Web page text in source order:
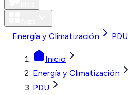
Energía y Climatización PDU
Inicio
Energía y Climatización
PDU